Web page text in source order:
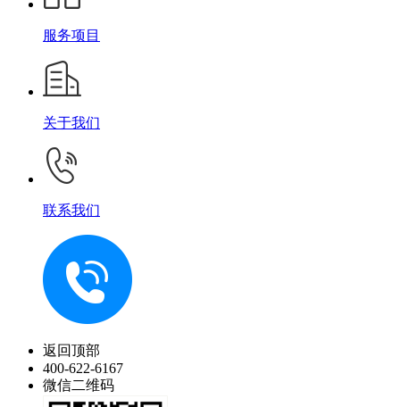
服务项目
关于我们
联系我们
返回顶部
400-622-6167
微信二维码